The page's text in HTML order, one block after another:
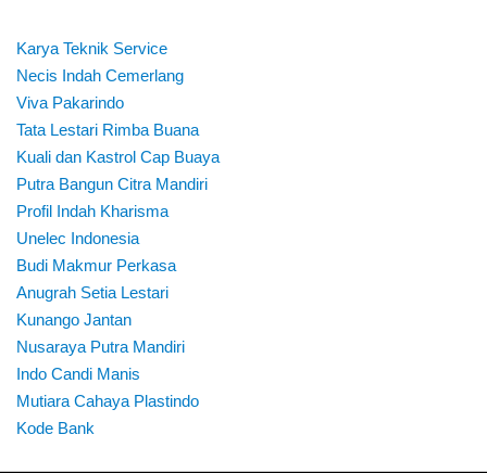
Karya Teknik Service
Necis Indah Cemerlang
Viva Pakarindo
Tata Lestari Rimba Buana
Kuali dan Kastrol Cap Buaya
Putra Bangun Citra Mandiri
Profil Indah Kharisma
Unelec Indonesia
Budi Makmur Perkasa
Anugrah Setia Lestari
Kunango Jantan
Nusaraya Putra Mandiri
Indo Candi Manis
Mutiara Cahaya Plastindo
Kode Bank